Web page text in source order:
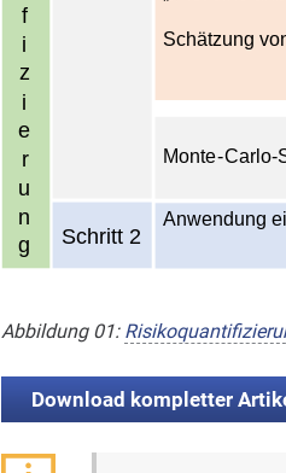
Abbildung 01:
Download kompletter